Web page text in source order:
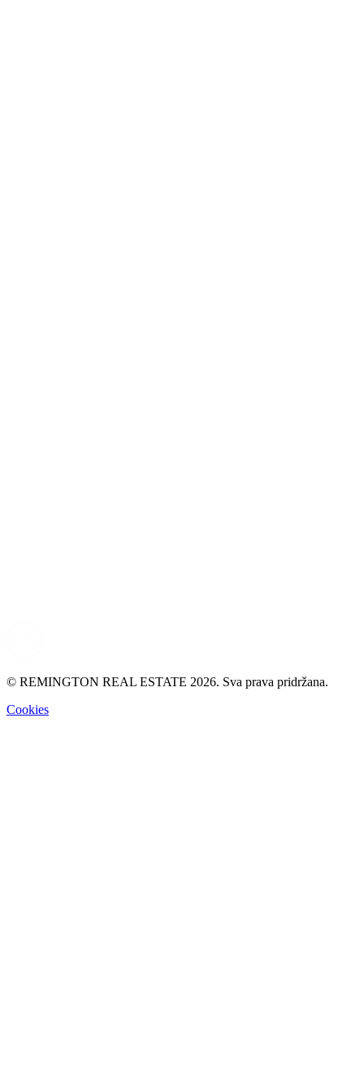
© REMINGTON REAL ESTATE 2026. Sva prava pridržana.
Cookies